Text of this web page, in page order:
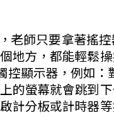
老師只要拿著搖
地方，都能輕鬆
控顯示器，例如：
上的螢幕就會跳到
計分板或計時器等